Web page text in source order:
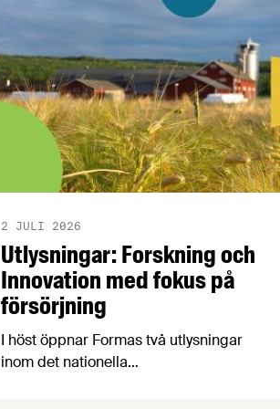
Utlysningar: Forskning och
Innovation med fokus på
försörjning
2 JULI 2026
I höst öppnar Formas två utlysningar
inom det nationella